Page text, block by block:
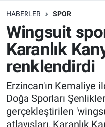
HABERLER SPOR
Wingsuit
Karanlık
renklendirdi
Erzincan'ın Kemaliye
Doğa Sporları
gerçekleştirilen
atlayışları, Karanlık
Eğitim
Ekonomi
Genel
Gündem
Son Dakika Haberleri
Haber Arşivi